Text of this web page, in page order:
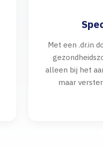
Met een .dr.in
alleen bij het
maar